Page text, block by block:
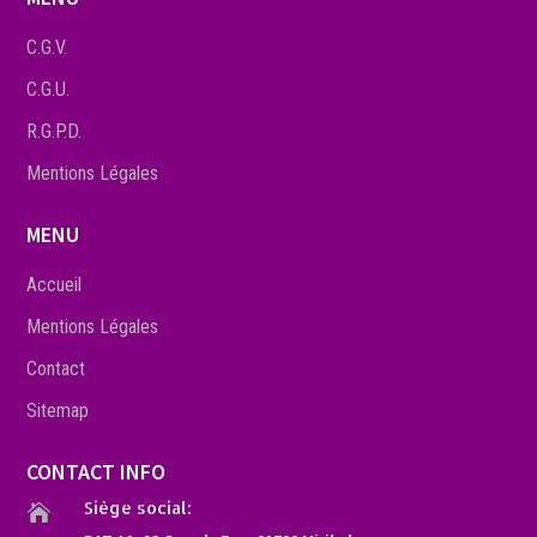
C.G.V.
C.G.U.
R.G.P.D.
Mentions Légales
MENU
Accueil
Mentions Légales
Contact
Sitemap
CONTACT INFO
 Siège social: